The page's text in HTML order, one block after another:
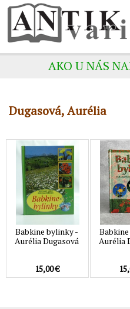
AKO U NÁS
Dugasová, Aurélia
Babkine bylinky -
Aurélia Dugasová
15,00 €
Aurélia